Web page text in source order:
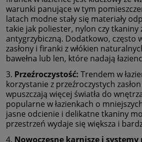
warunki panujące w tym
latach modne stały się materiały
takie jak poliester, nylon czy tkaniny
antygrzybiczną. Dodatkowo, często
zasłony i firanki z włókien
bawełna lub len, które nadają
3. Przeźroczystość: Trendem w
korzystanie z przeźroczystych
wpuszczają więcej światła do
popularne w łazienkach o
jasne odcienie i delikatne tkaniny
przestrzeń wydaje się większa i
4. Nowoczesne karnisze i